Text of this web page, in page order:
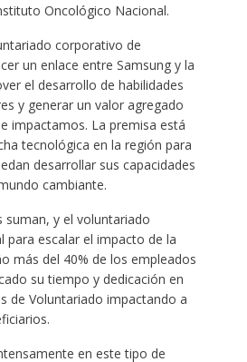
Oncológico Nacional.
corporativo de
un enlace entre Samsung y la
el desarrollo de habilidades
y generar un valor agregado
impactamos. La premisa está
tecnológica en la región para
desarrollar sus capacidades
cambiante.
suman, y el voluntariado
para escalar el impacto de la
más del 40% de los empleados
su tiempo y dedicación en
de Voluntariado impactando a
en este tipo de